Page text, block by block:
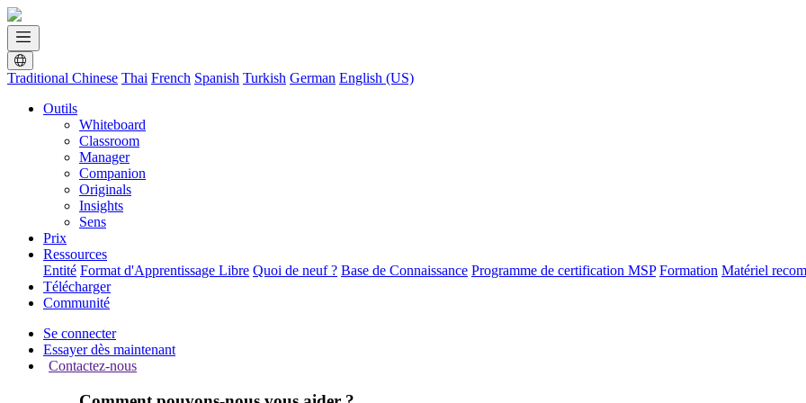
Traditional Chinese Thai French Spanish Turkish German English (US)
Outils
Whiteboard
Classroom
Manager
Companion
Originals
Insights
Sens
Prix
Ressources
Entité Format d'Apprentissage Libre Quoi de neuf ? Base de Connaissance Programme de certification MSP Formation Matériel
Télécharger
Communité
Se connecter
Essayer dès maintenant
Contactez-nous